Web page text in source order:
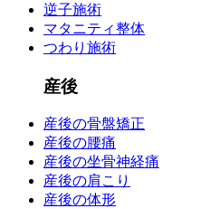
逆子施術
マタニティ整体
つわり施術
産後
産後の骨盤矯正
産後の腰痛
産後の坐骨神経痛
産後の肩こり
産後の体形